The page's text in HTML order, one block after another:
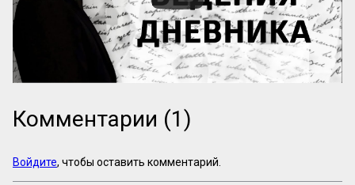
Комментарии (1)
Войдите, чтобы оставить комментарий.